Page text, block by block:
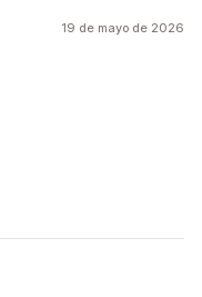
19 de mayo de 2026